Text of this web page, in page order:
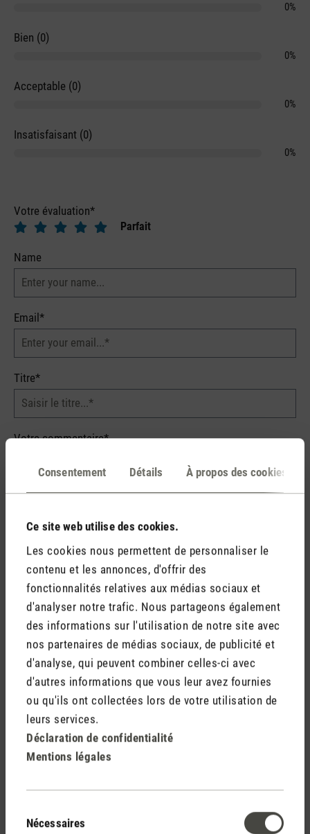
Consentement Détails À propos des cookies
Ce site web utilise des cookies.
Les cookies nous permettent de personnaliser le
contenu et les annonces, d'offrir des
fonctionnalités relatives aux médias sociaux et
d'analyser notre trafic. Nous partageons également
des informations sur l'utilisation de notre site avec
nos partenaires de médias sociaux, de publicité et
d'analyse, qui peuvent combiner celles-ci avec
d'autres informations que vous leur avez fournies
ou qu'ils ont collectées lors de votre utilisation de
leurs services.
Déclaration de confidentialité
Mentions légales
du
Nécessaires
0%
Bien (0)
0%
Acceptable (0)
0%
Insatisfaisant (0)
0%
Votre évaluation*
Parfait
Name
Email*
Titre*
Votre commentaire*
Do not display my name (your e-mail address will never
be displayed).
Les champs marqués d'un astérisque (*) sont obligatoires.